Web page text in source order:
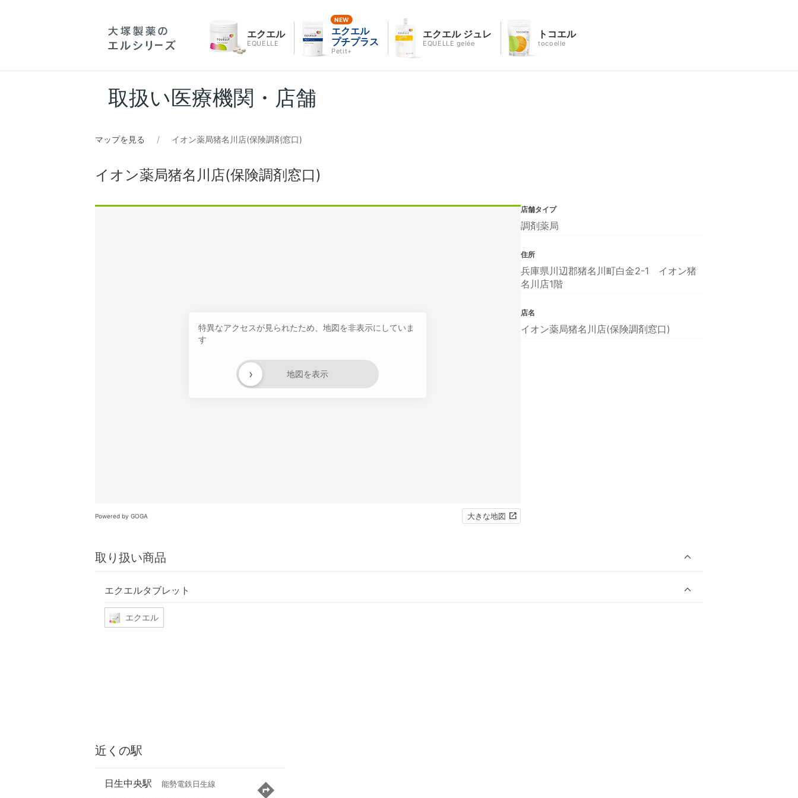
エクエル
EQUELLE
エクエル
プチプラス
Petit+
エクエル ジュレ
EQUELLE gelée
トコエル
tocoelle
取扱い医療機関・店舗
マップを見る イオン薬局猪名川店(保険調剤窓口)
イオン薬局猪名川店(保険調剤窓口)
特異なアクセスが見られたため、地図を非表示にしていま
す
地図を表示
›
Powered by GOGA 大きな地図
取り扱い商品
エクエルタブレット
エクエル
店舗タイプ
調剤薬局
住所
兵庫県川辺郡猪名川町白金2-1 イオン猪
名川店1階
店名
イオン薬局猪名川店(保険調剤窓口)
近くの駅
日生中央駅 能勢電鉄日生線